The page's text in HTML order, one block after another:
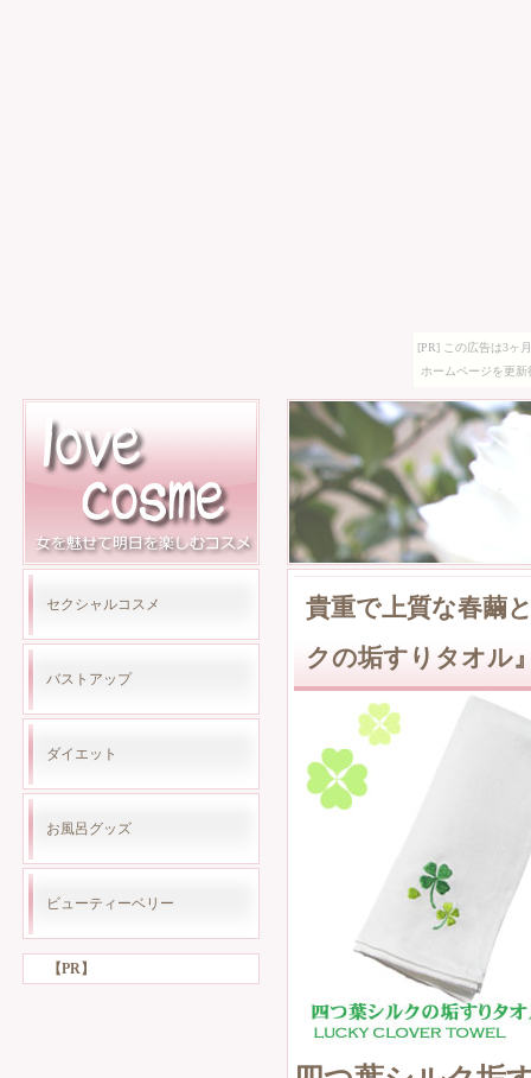
[PR] この広告は3ヶ
ホームページを更
貴重で上質な春繭
クの垢すりタオル
セクシャルコスメ
バストアップ
ダイエット
お風呂グッズ
ビューティーベリー
【PR】